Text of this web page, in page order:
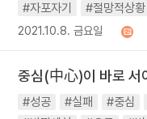
#자포자기
#절망적상황
2021.10.8. 금요일
중심(中心)이 바로 서
#성공 #실패 #중심